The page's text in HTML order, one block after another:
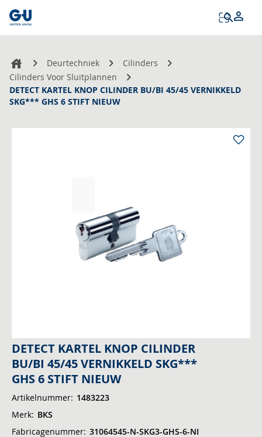
Deurtechniek
Cilinders
Cilinders Voor Sluitplannen
DETECT KARTEL KNOP CILINDER BU/BI 45/45 VERNIKKELD
SKG*** GHS 6 STIFT NIEUW
Ga
naar
het
begin
van
de
afbeeldingen-
DETECT KARTEL KNOP CILINDER
BU/BI 45/45 VERNIKKELD SKG***
GHS 6 STIFT NIEUW
Artikelnummer 1483223
Merk BKS
Fabricagenummer 31064545-N-SKG3-GHS-6-NI